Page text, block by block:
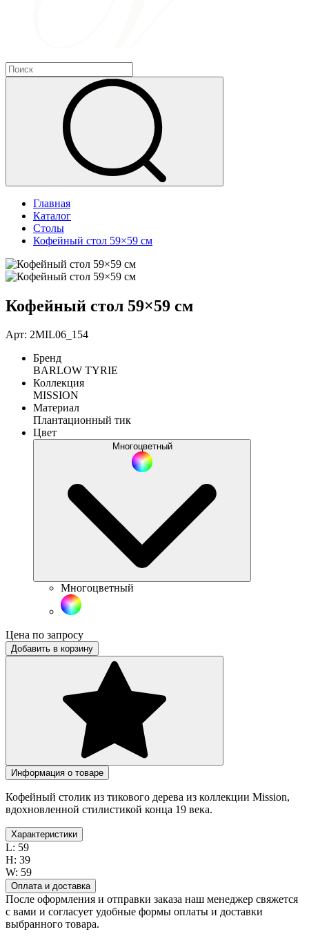
Главная
Каталог
Столы
Кофейный стол 59×59 см
Кофейный стол 59×59 см
Арт: 2MIL06_154
Бренд
BARLOW TYRIE
Коллекция
MISSION
Материал
Плантационный тик
Цвет
Многоцветный
Многоцветный
Цена по запросу
Добавить в корзину
Информация о товаре
Кофейный столик из тикового дерева из коллекции Mission,
вдохновленной стилистикой конца 19 века.
Характеристики
L: 59
H: 39
W: 59
Оплата и доставка
После оформления и отправки заказа наш менеджер свяжется
с вами и согласует удобные формы оплаты и доставки
выбранного товара.